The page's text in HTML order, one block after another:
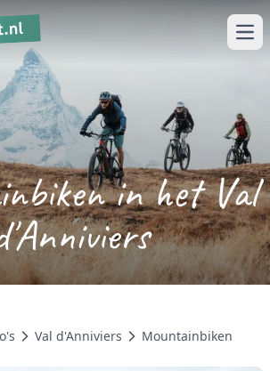
in het Val
Val d'Anniviers Mountainbiken